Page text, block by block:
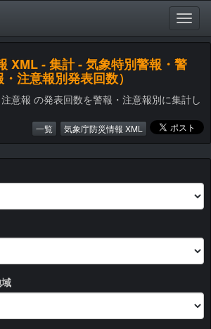
XML - 集計 - 気象特別警報・警
注意報別発表回数）
意報 の発表回数を警報・注意報別に集計し
一覧 気象庁防災情報 XML